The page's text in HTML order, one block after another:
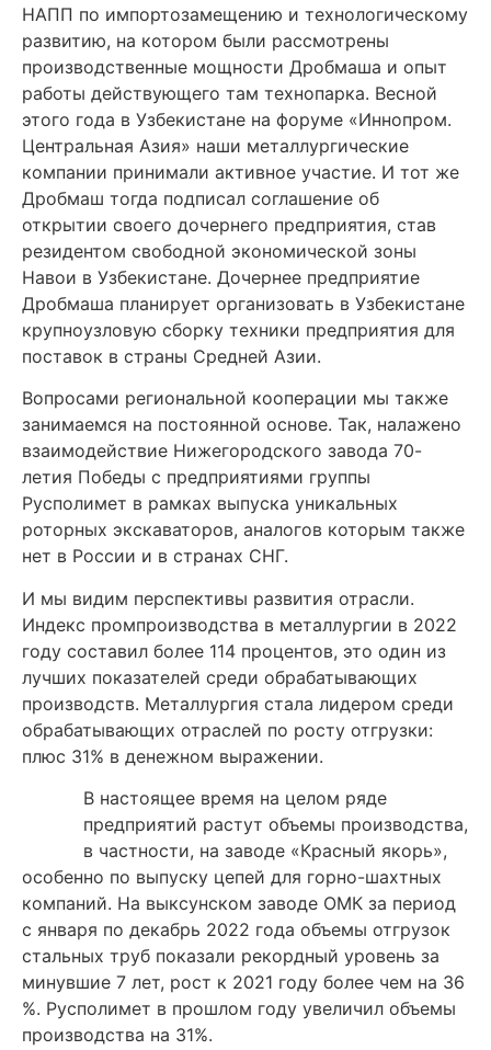
НАПП по импортозамещению и технологическому
развитию, на котором были рассмотрены
производственные мощности Дробмаша и опыт
работы действующего там технопарка. Весной
этого года в Узбекистане на форуме «Иннопром.
Центральная Азия» наши металлургические
компании принимали активное участие. И тот же
Дробмаш тогда подписал соглашение об
открытии своего дочернего предприятия, став
резидентом свободной экономической зоны
Навои в Узбекистане. Дочернее предприятие
Дробмаша планирует организовать в Узбекистане
крупноузловую сборку техники предприятия для
поставок в страны Средней Азии.
Вопросами региональной кооперации мы также
занимаемся на постоянной основе. Так, налажено
взаимодействие Нижегородского завода 70-
летия Победы с предприятиями группы
Русполимет в рамках выпуска уникальных
роторных экскаваторов, аналогов которым также
нет в России и в странах СНГ.
И мы видим перспективы развития отрасли.
Индекс промпроизводства в металлургии в 2022
году составил более 114 процентов, это один из
лучших показателей среди обрабатывающих
производств. Металлургия стала лидером среди
обрабатывающих отраслей по росту отгрузки:
плюс 31% в денежном выражении.
В настоящее время на целом ряде
предприятий растут объемы производства,
в частности, на заводе «Красный якорь»,
особенно по выпуску цепей для горно-шахтных
компаний. На выксунском заводе ОМК за период
с января по декабрь 2022 года объемы отгрузок
стальных труб показали рекордный уровень за
минувшие 7 лет, рост к 2021 году более чем на 36
%. Русполимет в прошлом году увеличил объемы
производства на 31%.